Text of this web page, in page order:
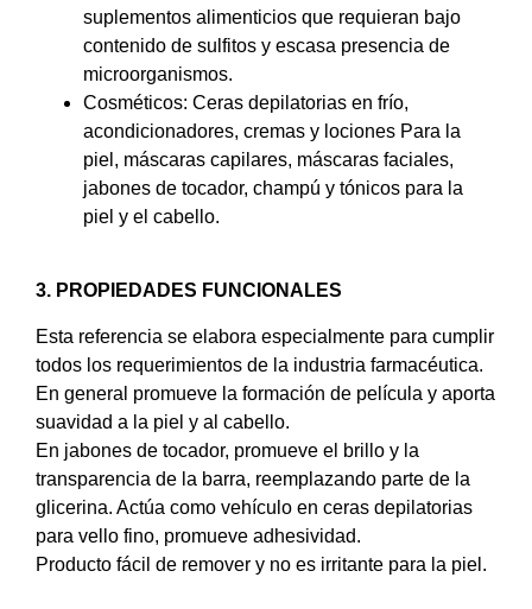
suplementos alimenticios que requieran bajo
contenido de sulfitos y escasa presencia de
microorganismos.
Cosméticos: Ceras depilatorias en frío,
acondicionadores, cremas y lociones Para la
piel, máscaras capilares, máscaras faciales,
jabones de tocador, champú y tónicos para la
piel y el cabello.
3. PROPIEDADES FUNCIONALES
Esta referencia se elabora especialmente para cumplir
todos los requerimientos de la industria farmacéutica.
En general promueve la formación de película y aporta
suavidad a la piel y al cabello.
En jabones de tocador, promueve el brillo y la
transparencia de la barra, reemplazando parte de la
glicerina. Actúa como vehículo en ceras depilatorias
para vello fino, promueve adhesividad.
Producto fácil de remover y no es irritante para la piel.